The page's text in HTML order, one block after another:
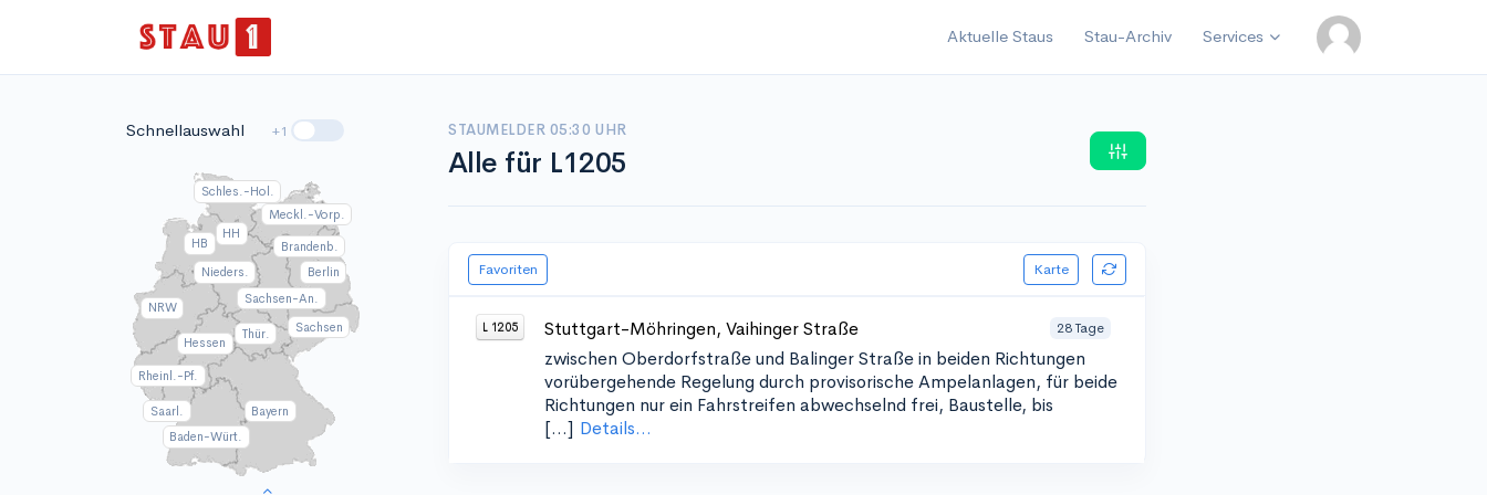
Aktuelle Staus Stau-Archiv Services
Schnellauswahl +1
Baden-Würt.
Bayern
Berlin
Brandenb.
HB
HH
Hessen
Meckl.-Vorp.
Nieders.
NRW
Rheinl.-Pf.
Saarl.
Sachsen-An.
Schles.-Hol.
Thür. Sachsen
STAUMELDER 05:30 UHR
Alle für L1205
Favoriten Karte
L 1205 Stuttgart-Möhringen, Vaihinger Straße 28 Tage
zwischen Oberdorfstraße und Balinger Straße in beiden Richtungen
vorübergehende Regelung durch provisorische Ampelanlagen, für beide
Richtungen nur ein Fahrstreifen abwechselnd frei, Baustelle, bis
[...] Details...